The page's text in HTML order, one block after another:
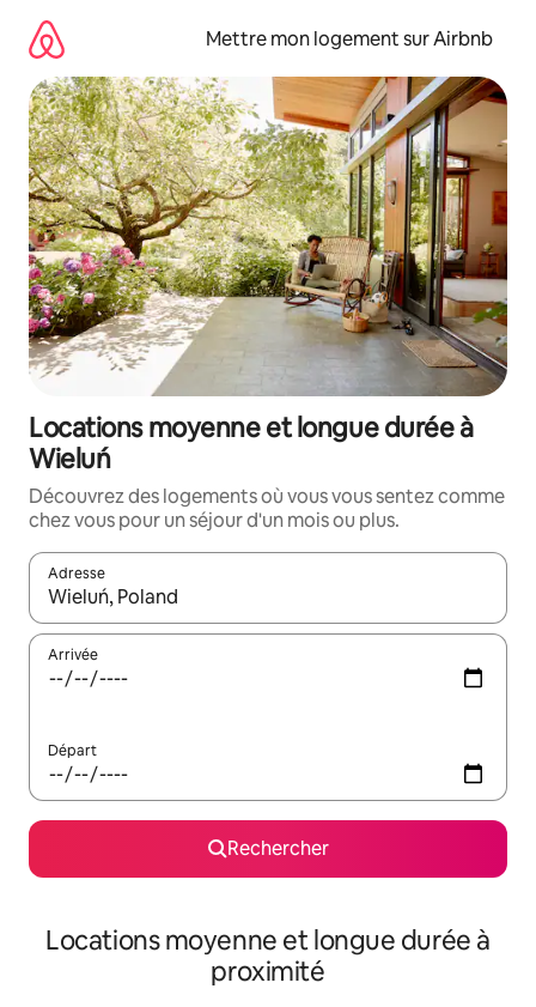
directement
contenu
Mettre mon logement sur Airbnb
Locations moyenne et longue durée à
Wieluń
Découvrez des logements où vous vous sentez comme
chez vous pour un séjour d'un mois ou plus.
Adresse
Lorsque les résultats s'affichent, utilisez les flèches vers le
Arrivée
Départ
Rechercher
Locations moyenne et longue durée à
proximité